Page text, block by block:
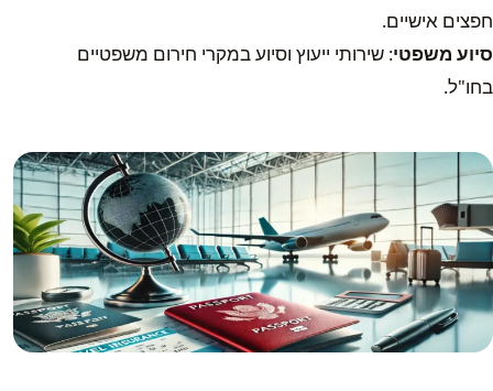
חפצים אישיים.
סיוע משפטי: שירותי ייעוץ וסיוע במקרי חירום משפטיים
בחו"ל.